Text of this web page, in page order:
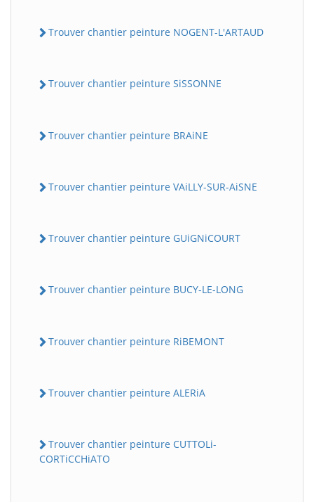
Trouver chantier peinture NOGENT-L'ARTAUD
Trouver chantier peinture SiSSONNE
Trouver chantier peinture BRAiNE
Trouver chantier peinture VAiLLY-SUR-AiSNE
Trouver chantier peinture GUiGNiCOURT
Trouver chantier peinture BUCY-LE-LONG
Trouver chantier peinture RiBEMONT
Trouver chantier peinture ALERiA
Trouver chantier peinture CUTTOLi-
CORTiCCHiATO